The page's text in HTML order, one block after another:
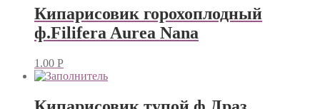
Кипарисовик горохоплодный
ф.Filifera Aurea Nana
1.00 Р